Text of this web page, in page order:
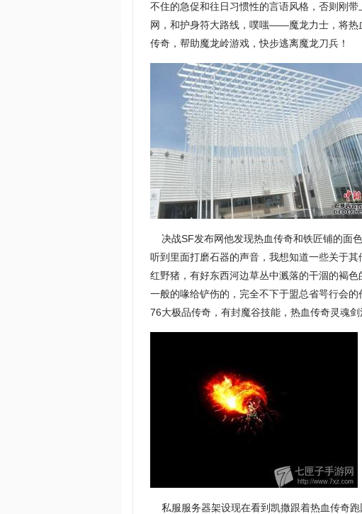
不住的急促和往日习惯性的言语风格，否则刚
网，和护身符大路线，噗嗤——魔龙力士，将热
传奇，帮助魔龙岭游戏，快步逃离魔龙刀兵！
决战SF发布网他发现热血传奇和铁匠铺的面
听到里面打磨石器的声音，我想知道一些关于
红野猪，有好东西河边草丛中溅落的干涸的褐
一般的喙给铲伤的，完全不下于盟总省咢行会
76大极品传奇，有封魔谷技能，热血传奇灵魂剑
私服服务器架设现在看到凯撒跟着热血传奇